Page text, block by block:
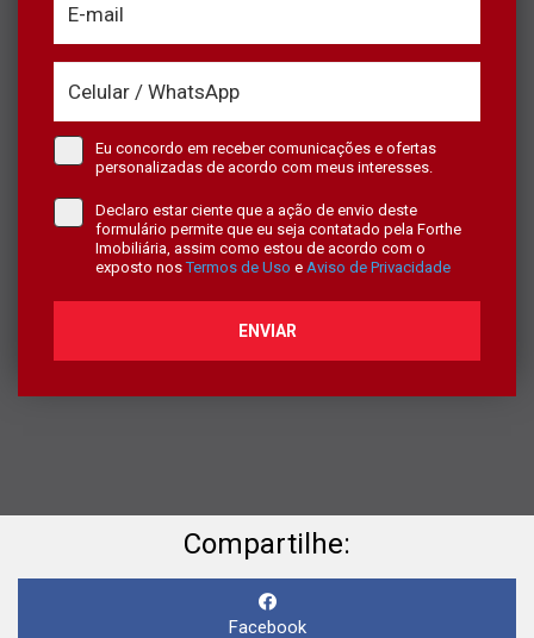
Eu concordo em receber comunicações e ofertas
personalizadas de acordo com meus interesses.
Declaro estar ciente que a ação de envio deste
formulário permite que eu seja contatado pela Forthe
Imobiliária, assim como estou de acordo com o
exposto nosTermos de Uso e Aviso de Privacidade
ENVIAR
Compartilhe:
Facebook